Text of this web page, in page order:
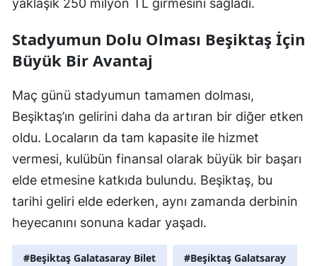
yaklaşık 250 milyon TL girmesini sağladı.
Stadyumun Dolu Olması Beşiktaş İçin
Büyük Bir Avantaj
Maç günü stadyumun tamamen dolması,
Beşiktaş’ın gelirini daha da artıran bir diğer etken
oldu. Locaların da tam kapasite ile hizmet
vermesi, kulübün finansal olarak büyük bir başarı
elde etmesine katkıda bulundu. Beşiktaş, bu
tarihi geliri elde ederken, aynı zamanda derbinin
heyecanını sonuna kadar yaşadı.
#Beşiktaş Galatasaray Bilet #Beşiktaş Galatsaray